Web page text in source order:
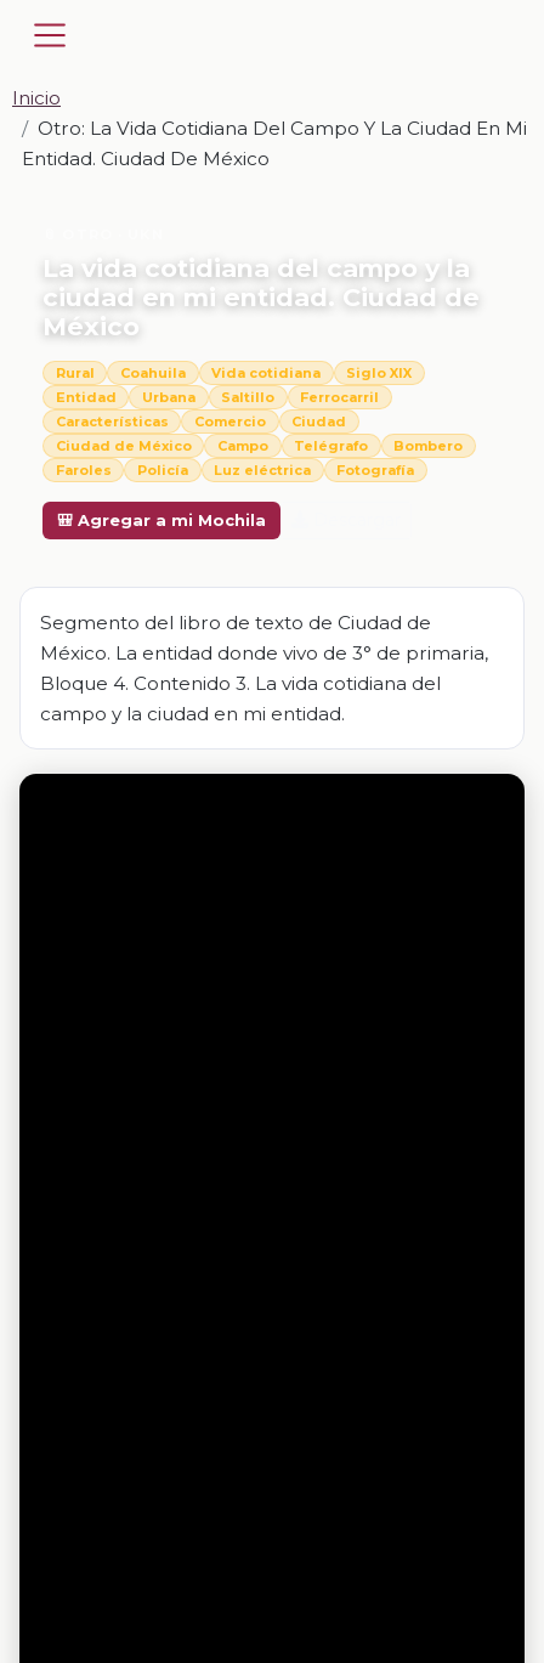
Inicio
Otro: La Vida Cotidiana Del Campo Y La Ciudad En Mi
Entidad. Ciudad De México
La vida cotidiana del campo y la
ciudad en mi entidad. Ciudad de
México
Rural Coahuila Vida cotidiana
Siglo XIX
Entidad
Urbana Saltillo
Ferrocarril
Características
Comercio
Ciudad
Ciudad de México
Campo Telégrafo
Bombero
Faroles
Policía Luz eléctrica Fotografía
🎒 Agregar a mi Mochila
Segmento del libro de texto de Ciudad de
México. La entidad donde vivo de 3° de primaria,
Bloque 4. Contenido 3. La vida cotidiana del
campo y la ciudad en mi entidad.